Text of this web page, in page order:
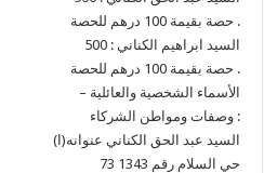
حصة بقيمة 100 درهم للحصة .
السيد ابراهيم الكناني : 500
حصة بقيمة 100 درهم للحصة .
– الأسماء الشخصية والعائلية
وصفات ومواطن الشركاء :
السيد عبد الحق الكناني عنوانه(ا)
حي السلام رقم 1343 73